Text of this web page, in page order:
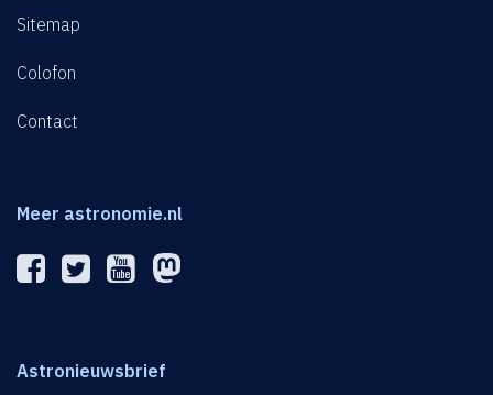
Sitemap
Colofon
Contact
Meer astronomie.nl
Astronieuwsbrief